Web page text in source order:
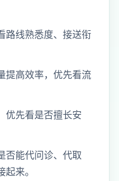
路线熟悉度、接送衔
提高效率，优先看流
优先看是否擅长安
否能代问诊、代取
来。